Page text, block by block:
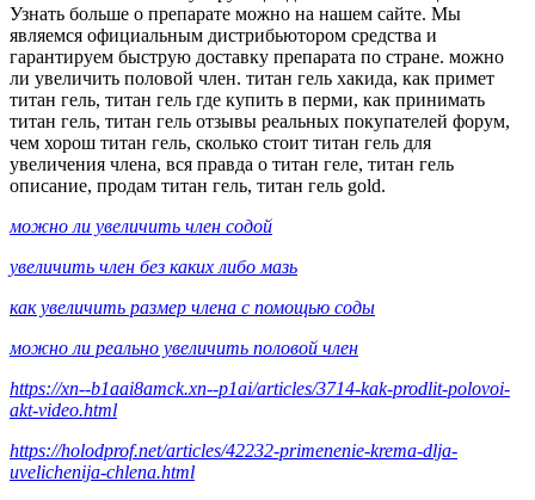
Узнать больше о препарате можно на нашем сайте. Мы
являемся официальным дистрибьютором средства и
гарантируем быструю доставку препарата по стране. можно
ли увеличить половой член. титан гель хакида, как примет
титан гель, титан гель где купить в перми, как принимать
титан гель, титан гель отзывы реальных покупателей форум,
чем хорош титан гель, сколько стоит титан гель для
увеличения члена, вся правда о титан геле, титан гель
описание, продам титан гель, титан гель gold.
можно ли увеличить член содой
увеличить член без каких либо мазь
как увеличить размер члена с помощью соды
можно ли реально увеличить половой член
https://xn--b1aai8amck.xn--p1ai/articles/3714-kak-prodlit-polovoi-
akt-video.html
https://holodprof.net/articles/42232-primenenie-krema-dlja-
uvelichenija-chlena.html